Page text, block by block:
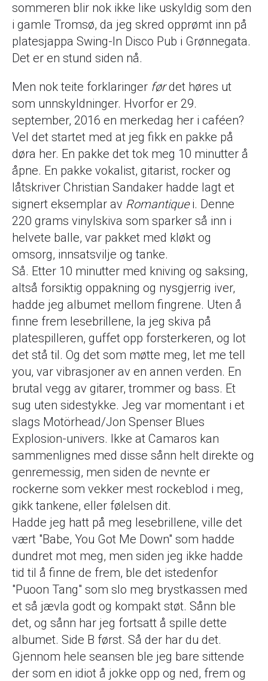
sommeren blir nok ikke like uskyldig som den
i gamle Tromsø, da jeg skred opprømt inn på
platesjappa Swing-In Disco Pub i Grønnegata.
Det er en stund siden nå.
Men nok teite forklaringer førdet høres ut
som unnskyldninger. Hvorfor er 29.
september, 2016 en merkedag her i caféen?
Vel det startet med at jeg fikk en pakke på
døra her. En pakke det tok meg 10 minutter å
åpne. En pakke vokalist, gitarist, rocker og
låtskriver Christian Sandaker hadde lagt et
signert eksemplar av Romantiquei. Denne
220 grams vinylskiva som sparker så inn i
helvete balle, var pakket med kløkt og
omsorg, innsatsvilje og tanke.
Så. Etter 10 minutter med kniving og saksing,
altså forsiktig oppakning og nysgjerrig iver,
hadde jeg albumet mellom fingrene. Uten å
finne frem lesebrillene, la jeg skiva på
platespilleren, guffet opp forsterkeren, og lot
det stå til. Og det som møtte meg, let me tell
you, var vibrasjoner av en annen verden. En
brutal vegg av gitarer, trommer og bass. Et
sug uten sidestykke. Jeg var momentant i et
slags Motörhead/Jon Spenser Blues
Explosion-univers. Ikke at Camaros kan
sammenlignes med disse sånn helt direkte og
genremessig, men siden de nevnte er
rockerne som vekker mest rockeblod i meg,
gikk tankene, eller følelsen dit.
Hadde jeg hatt på meg lesebrillene, ville det
vært "Babe, You Got Me Down" som hadde
dundret mot meg, men siden jeg ikke hadde
tid til å finne de frem, ble det istedenfor
"Puoon Tang" som slo meg brystkassen med
et så jævla godt og kompakt støt. Sånn ble
det, og sånn har jeg fortsatt å spille dette
albumet. Side B først. Så der har du det.
Gjennom hele seansen ble jeg bare sittende
der som en idiot å jokke opp og ned, frem og